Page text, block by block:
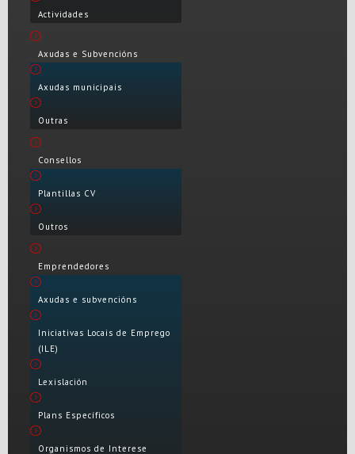
Actividades
Axudas e Subvencións
Axudas municipais
Outras
Consellos
Plantillas CV
Outros
Emprendedores
Axudas e subvencións
Iniciativas Locais de Emprego
(ILE)
Lexislación
Plans Específicos
Organismos de Interese